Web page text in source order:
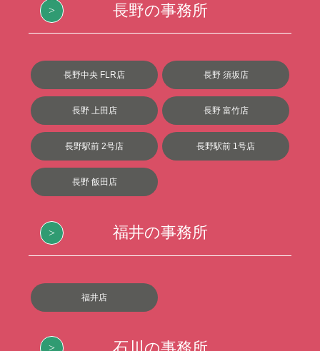
長野の事務所
長野中央 FLR店 長野 須坂店
長野 上田店 長野 富竹店
長野駅前 2号店 長野駅前 1号店
長野 飯田店
福井の事務所
福井店